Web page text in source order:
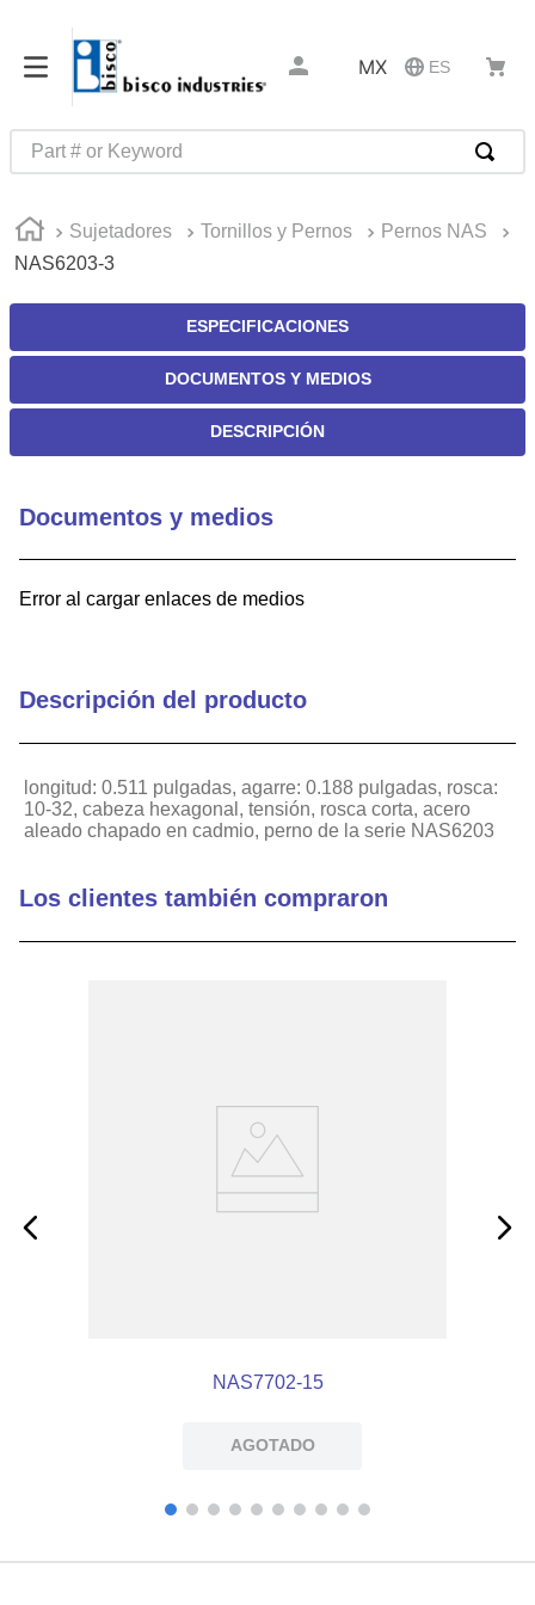
MX ES
Part # or Keyword
Sujetadores Tornillos y Pernos
Pernos NAS
NAS6203-3
ESPECIFICACIONES
DOCUMENTOS Y MEDIOS
DESCRIPCIÓN
Documentos y medios
Error al cargar enlaces de medios
Descripción del producto
longitud: 0.511 pulgadas, agarre: 0.188 pulgadas, rosca:
10-32, cabeza hexagonal, tensión, rosca corta, acero
aleado chapado en cadmio, perno de la serie NAS6203
Los clientes también compraron
NAS7702-15
AGOTADO
1 .
m85049
3.
1
4.
m22759
5.
3m tape
6.
m45938
10.